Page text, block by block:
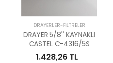
DRAYERLER-FİLTRELER
DRAYER 5/8'' KAYNAKLI
CASTEL C-4316/5S
1.428,26 TL